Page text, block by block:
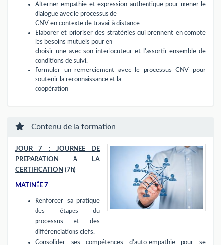
Alterner empathie et expression authentique pour mener le
dialogue avec le processus de
CNV en contexte de travail à distance
Elaborer et prioriser des stratégies qui prennent en compte
les besoins mutuels pour en
choisir une avec son interlocuteur et l'assortir ensemble de
conditions de suivi.
Formuler un remerciement avec le processus CNV pour
soutenir la reconnaissance et la
coopération
Contenu de la formation
JOUR 7 : JOURNEE DE
PREPARATION A LA
CERTIFICATION (7h)
MATINÉE 7
Renforcer sa pratique
des étapes du
processus et des
différenciations clefs.
Consolider ses compétences d'auto-empathie pour se